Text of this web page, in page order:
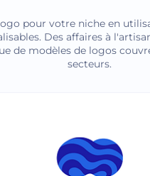
pour votre niche en
Des affaires à
de modèles de logos
secteurs.